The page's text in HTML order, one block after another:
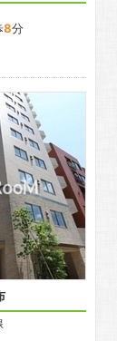
更新 08/07
京急本線
『大森町駅』徒歩
間取り：2LDK〜3LDK
賃料：
8分